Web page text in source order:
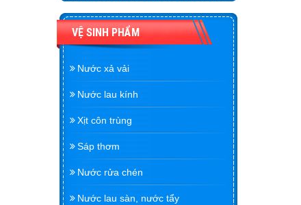
VỆ SINH PHẨM
Nước xả vải
Nước lau kính
Xịt côn trùng
Sáp thơm
Nước rửa chén
Nước lau sàn, nước tẩy